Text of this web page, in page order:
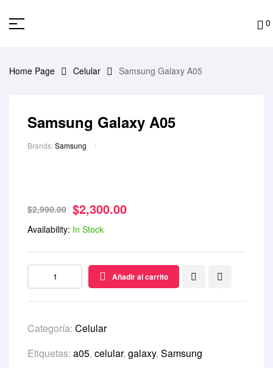
0
Home Page Celular Samsung Galaxy A05
Samsung Galaxy A05
Brands:Samsung
$2,990.00 $2,300.00
Availability: In Stock
Añadir al carrito
Categoría: Celular
Etiquetas: a05, celular, galaxy, Samsung